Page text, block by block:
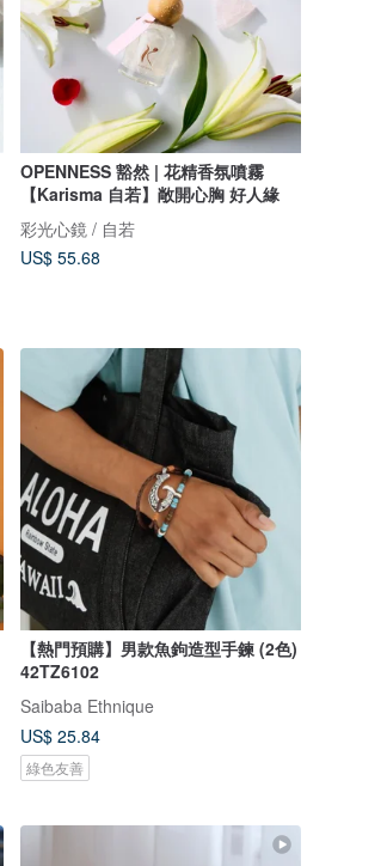
OPENNESS 豁然 | 花精香氛噴霧
【Karisma 自若】敞開心胸 好人緣
彩光心鏡 / 自若
US$ 55.68
【熱門預購】男款魚鉤造型手鍊 (2色)
42TZ6102
Saibaba Ethnique
US$ 25.84
綠色友善